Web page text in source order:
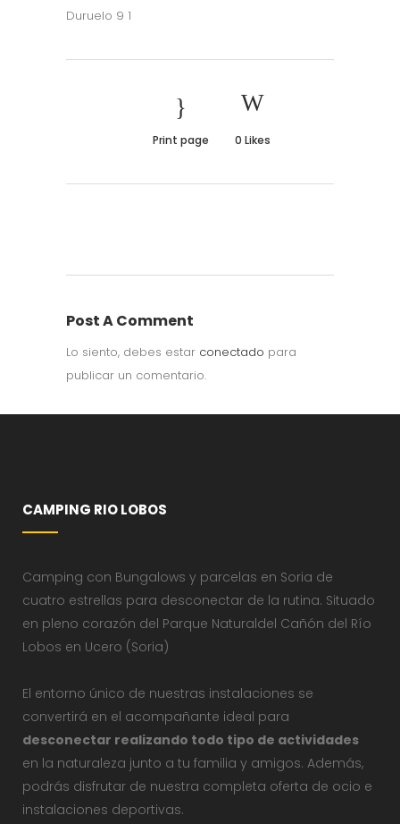
Duruelo 9 1
Print page 0 Likes
Post A Comment
Lo siento, debes estar conectado para
publicar un comentario.
CAMPING RIO LOBOS
Camping con Bungalows y parcelas en Soria de
cuatro estrellas para desconectar de la rutina. Situado
en pleno corazón del Parque Naturaldel Cañón del Río
Lobos en Ucero (Soria)
El entorno único de nuestras instalaciones se
convertirá en el acompañante ideal para
desconectar realizando todo tipo de actividades
en la naturaleza junto a tu familia y amigos. Además,
podrás disfrutar de nuestra completa oferta de ocio e
instalaciones deportivas.